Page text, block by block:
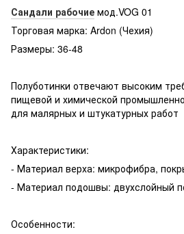
Сандали рабочие мод.VOG 01
Торговая марка: Ardon (Чехия)
Размеры: 36-48
Полуботинки отвечают высоким
пищевой и химической
для малярных и штукатурных работ
Характеристики:
- Материал верха: микрофибра,
- Материал подошвы: двухслойный
Особенности: